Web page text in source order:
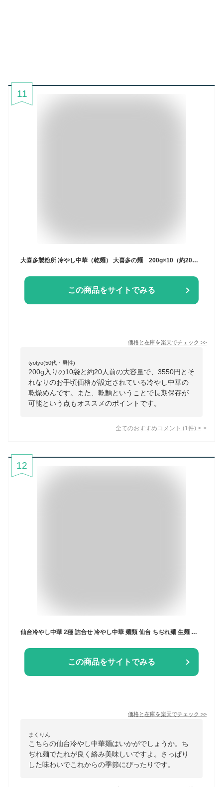
11
大喜多製粉所 冷やし中華（乾麺） 大喜多の麺 200g×10（約20人前）
この商品をサイトでみる
価格と在庫を楽天でチェック >>
tyotyo(50代・男性)
200g入りの10袋と約20人前の大容量で、3550円とそ
れなりのお手頃価格が設定されている冷やし中華の
乾燥めんです。また、乾麵ということで長期保存が
可能という点もオススメのポイントです。
全てのおすすめコメント (1 件) >
12
仙台冷やし中華 2種 詰合せ 冷やし中華 麺類 仙台 ちぢれ麺 生麺 しょうゆ味 ごま味 えごま油 さっぱり 醤油 ごま 冷し中華
この商品をサイトでみる
価格と在庫を楽天でチェック >>
まくりん
こちらの仙台冷やし中華麺はいかがでしょうか。ち
ぢれ麺でたれが良く絡み美味しいですよ。さっぱり
した味わいでこれからの季節にぴったりです。